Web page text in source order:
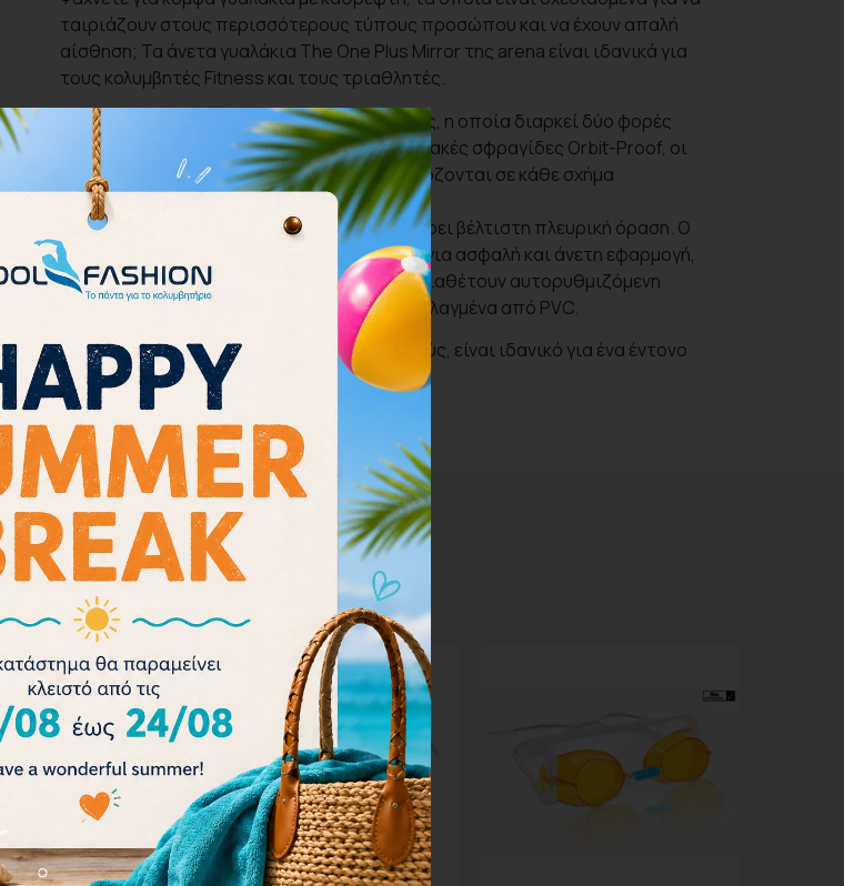
ταιριάζουν στους περισσότερους τύπους προσώπου και να έχουν απαλή
αίσθηση; Τα άνετα γυαλάκια The One Plus Mirror της arena είναι ιδανικά για
τους κολυμβητές Fitness και τους τριαθλητές.
Διαθέτουν νέα τεχνολογία κατά της θόλωσης, η οποία διαρκεί δύο φορές
περισσότερο. Είναι εξοπλισμένες με τις μαλακές σφραγίδες Orbit-Proof, οι
οποίες έχουν σχεδιαστεί ώστε να προσαρμόζονται σε κάθε σχήμα
προσώπου για την αποφυγή εισροής νερού.
Ο αεροδυναμικός τους σχεδιασμός προσφέρει βέλτιστη πλευρική όραση. Ο
διαχωρισμένος ιμάντας ρυθμίζεται εύκολα για ασφαλή και άνετη εφαρμογή,
ακόμη και σε κολυμβητές με μακριά μαλλιά. Διαθέτουν αυτορυθμιζόμενη
γέφυρα μύτης, προστασία UV και είναι απαλλαγμένα από PVC.
Αυτό το στυλ, το οποίο έχει σκούρους φακούς, είναι ιδανικό για ένα έντονο
φωτισμό ή μέγιστη προστασία από το φως.